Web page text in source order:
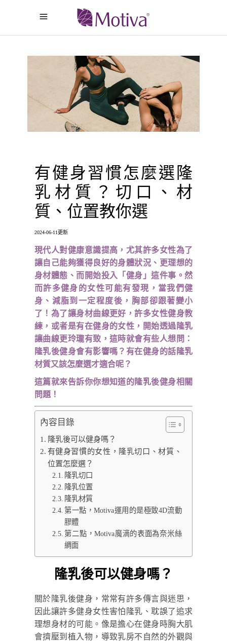
有健身習慣怎麼選隆
乳材質？切口、材
質、位置教你選
2024-06-11更新
現代人對健康意識提高，尤其許多女性為了
讓自己能夠獲得良好的身體狀況、更理想的
身材體態、而開始投入「健身」這件事。然
而許多健身的女性可能有發現，當我們健
身、減脂到一定程度後，胸部卻跟著變小
了！為了讓身材曲線更好，許多女性健身教
練，或者是有在健身的女性，開始透過隆乳
讓曲線更玲瓏有致，這時就會有些人想問：
隆乳後健身會有影響嗎？有在健身的話隆乳
材質又該怎麼選才適合呢？
這篇就來告訴你你想知道的隆乳後健身相關
問題！
內容目錄
隆乳後可以健身嗎？
有健身習慣的女性，隆乳切口、材質、
位置怎麼選？
隆乳切口
隆乳位置
隆乳材質
第一點，Motiva運用的是極致4D流動
膠體
第二點，Motiva魔滴的表面為奈米絲
綢面
隆乳後可以健身嗎？
關於隆乳後健身，常常有許多傳言與迷思，
因此讓許多健身女性害怕隆乳、耽誤了追求
理想身材的可能。像是擔心在健身時胸大肌
會擠壓到植入物，導致乳房不自然的外觀與